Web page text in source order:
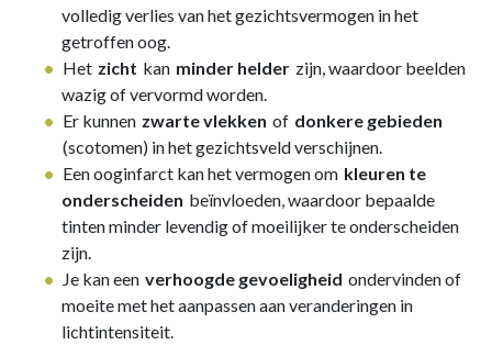
volledig verlies van het gezichtsvermogen in het
getroffen oog.
Het zicht kan minder helder zijn, waardoor beelden
wazig of vervormd worden.
Er kunnen zwarte vlekken of donkere gebieden
(scotomen) in het gezichtsveld verschijnen.
Een ooginfarct kan het vermogen om kleuren te
onderscheiden beïnvloeden, waardoor bepaalde
tinten minder levendig of moeilijker te onderscheiden
zijn.
Je kan een verhoogde gevoeligheid ondervinden of
moeite met het aanpassen aan veranderingen in
lichtintensiteit.